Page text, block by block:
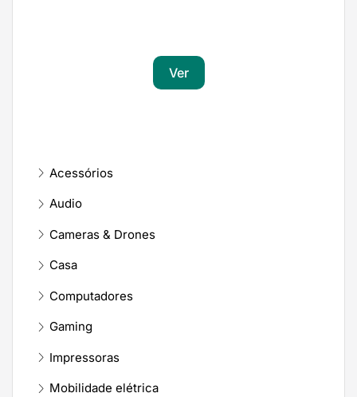
Ver
Acessórios
Audio
Cameras & Drones
Casa
Computadores
Gaming
Impressoras
Mobilidade elétrica